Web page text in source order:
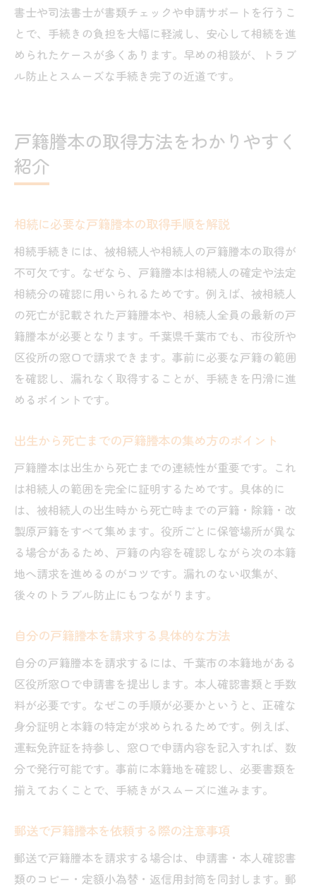
書士や司法書士が書類チェックや申請サポートを行うこ
とで、手続きの負担を大幅に軽減し、安心して相続を進
められたケースが多くあります。早めの相談が、トラブ
ル防止とスムーズな手続き完了の近道です。
戸籍謄本の取得方法をわかりやすく
紹介
相続に必要な戸籍謄本の取得手順を解説
相続手続きには、被相続人や相続人の戸籍謄本の取得が
不可欠です。なぜなら、戸籍謄本は相続人の確定や法定
相続分の確認に用いられるためです。例えば、被相続人
の死亡が記載された戸籍謄本や、相続人全員の最新の戸
籍謄本が必要となります。千葉県千葉市でも、市役所や
区役所の窓口で請求できます。事前に必要な戸籍の範囲
を確認し、漏れなく取得することが、手続きを円滑に進
めるポイントです。
出生から死亡までの戸籍謄本の集め方のポイント
戸籍謄本は出生から死亡までの連続性が重要です。これ
は相続人の範囲を完全に証明するためです。具体的に
は、被相続人の出生時から死亡時までの戸籍・除籍・改
製原戸籍をすべて集めます。役所ごとに保管場所が異な
る場合があるため、戸籍の内容を確認しながら次の本籍
地へ請求を進めるのがコツです。漏れのない収集が、
後々のトラブル防止にもつながります。
自分の戸籍謄本を請求する具体的な方法
自分の戸籍謄本を請求するには、千葉市の本籍地がある
区役所窓口で申請書を提出します。本人確認書類と手数
料が必要です。なぜこの手順が必要かというと、正確な
身分証明と本籍の特定が求められるためです。例えば、
運転免許証を持参し、窓口で申請内容を記入すれば、数
分で発行可能です。事前に本籍地を確認し、必要書類を
揃えておくことで、手続きがスムーズに進みます。
郵送で戸籍謄本を依頼する際の注意事項
郵送で戸籍謄本を請求する場合は、申請書・本人確認書
類のコピー・定額小為替・返信用封筒を同封します。郵